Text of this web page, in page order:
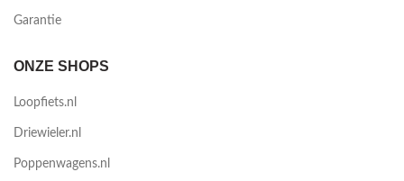
Garantie
ONZE SHOPS
Loopfiets.nl
Driewieler.nl
Poppenwagens.nl